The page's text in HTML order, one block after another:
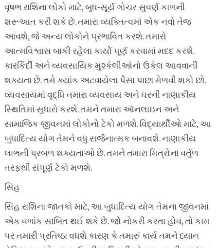
વૃષભ રાશિના લોકો માટે, બુધ-સૂર્ય ગોચર સુવર્ણ કાળની
શરૂઆત કરી શકે છે. તમારા વ્યક્તિત્વમાં એક નવો તેજ
આવશે, જે અન્ય લોકોને પ્રભાવિત કરશે. તમારો
આત્મવિશ્વાસ બાકી રહેલા કાર્યો પૂર્ણ કરવામાં મદદ કરશે.
કારકિર્દી અને વ્યવસાયિક મુશ્કેલીઓનો ઉકેલ આવવાની
શક્યતા છે. તમે ક્યાંક અટવાયેલા પૈસા પાછા મેળવી શકો છો.
વ્યવસાયમાં વૃદ્ધિ તમારા વ્યવસાય અને ઘરની નાણાકીય
સ્થિતિમાં સુધારો કરશે. તમને તમારા ઑનલાઇન અને
સામાજિક જીવનમાં લોકોનો ટેકો મળશે. વિદ્યાર્થીઓ માટે, આ
બુધાદિત્ય યોગ તેમને વધુ સર્જનાત્મક બનાવશે. નાણાકીય
લાભની પ્રબળ શક્યતાઓ છે. તમને તમારા મિત્રોના વર્તુળ
તરફથી સંપૂર્ણ ટેકો મળશે.
સિંહ
સિંહ રાશિના જાતકો માટે, આ બુધાદિત્ય યોગ તેમના જીવનમાં
એક વળાંક સાબિત થઈ શકે છે. જો નોકરી કરતા હોવ, તો કામ
પર તમારી પ્રતિષ્ઠા વધશે કારણ કે તમારું કાર્ય તમને ધ્યાન